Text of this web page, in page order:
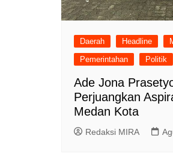
Daerah Headline
Pemerintahan
Politik
Ade Jona
Perjuangkan
Medan Kota
Redaksi MIRA